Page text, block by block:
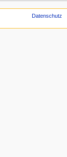
Datenschutz